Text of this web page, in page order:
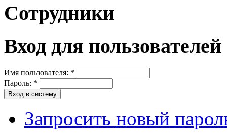
Сотрудники
Вход для пользователей
Имя пользователя: *
Пароль: *
Запросить новый